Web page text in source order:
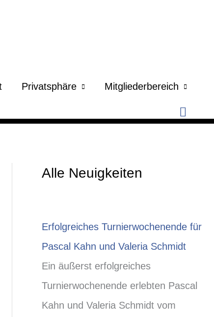
Privatsphäre Mitgliederbereich
Suche
Alle Neuigkeiten
Erfolgreiches Turnierwochenende für
Pascal Kahn und Valeria Schmidt
Ein äußerst erfolgreiches
Turnierwochenende erlebten Pascal
Kahn und Valeria Schmidt vom